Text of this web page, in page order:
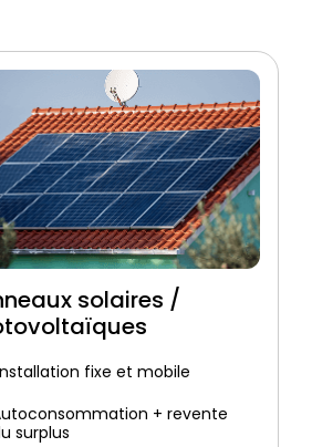
solaires /
fixe et mobile
+ revente
surplus